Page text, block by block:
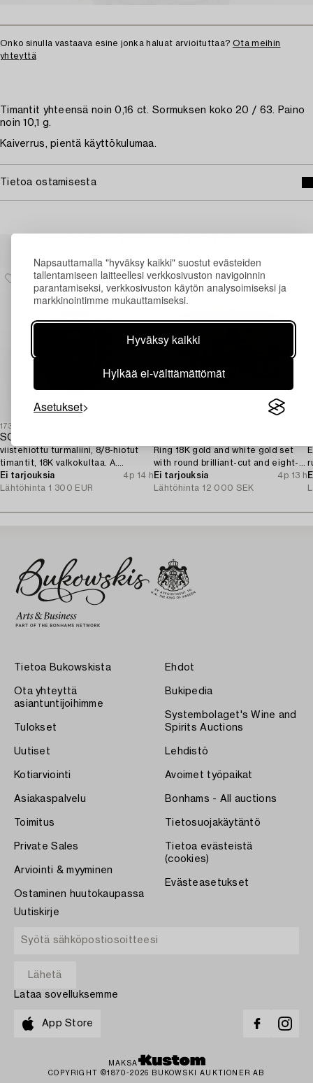
Napsauttamalla "hyväksy kaikki" suostut evästeiden
tallentamiseen laitteellesi verkkosivuston navigoinnin
parantamiseksi, verkkosivuston käytön analysoimiseksi ja
markkinointimme mukauttamiseksi.
Hyväksy kaikki
Hylkää ei-välttämättömät
Asetukset
Onko sinulla vastaava esine jonka haluat arvioituttaa? Ota meihin
yhteyttä
Timantit yhteensä noin 0,16 ct. Sormuksen koko 20 / 63. Paino
noin 10,1 g.
Kaiverrus, pientä käyttökulumaa.
Tietoa ostamisesta
1731551
SORMUS,
viistehiottu turmaliini, 8/8-hiotut
timantit, 18K valkokultaa. A.
Tillander, Helsingfors 1975.
Ei tarjouksia
4p 14 h
Lähtöhinta 1 300 EUR
Ring 18K gold and white gold set
with round brilliant-cut and eight-
cut diamonds.
Ei tarjouksia
4p 13 h
Lähtöhinta 12 000 SEK
Tietoa Bukowskista
Ota yhteyttä
asiantuntijoihimme
Tulokset
Uutiset
Kotiarviointi
Asiakaspalvelu
Toimitus
Private Sales
Arviointi & myyminen
Ostaminen huutokaupassa
Ehdot
Bukipedia
Systembolaget's Wine and
Spirits Auctions
Lehdistö
Avoimet työpaikat
Bonhams - All auctions
Tietosuojakäytäntö
Tietoa evästeistä
(cookies)
Evästeasetukset
Uutiskirje
Lataa sovelluksemme
App Store
MAKSA
COPYRIGHT ©1870-2026 BUKOWSKI AUKTIONER AB